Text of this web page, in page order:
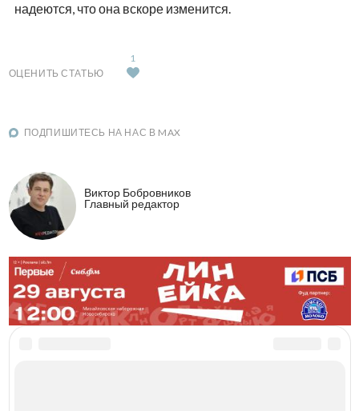
надеются, что она вскоре изменится.
ОЦЕНИТЬ СТАТЬЮ
1
ПОДПИШИТЕСЬ НА НАС В MAX
Виктор Бобровников
Главный редактор